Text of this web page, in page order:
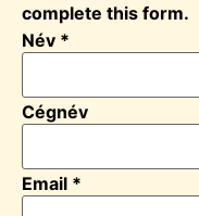
complete this form.
Név *
Cégnév
Email *